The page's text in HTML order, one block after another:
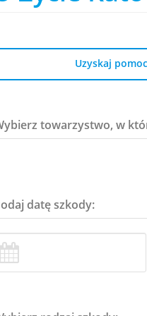
Uzyskaj pomoc
towarzystwo, w
datę szkody: